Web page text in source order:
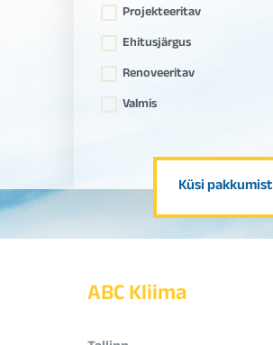
Projekteeritav
Ehitusjärgus
Renoveeritav
Valmis
Küsi pakkumist
ABC Kliima